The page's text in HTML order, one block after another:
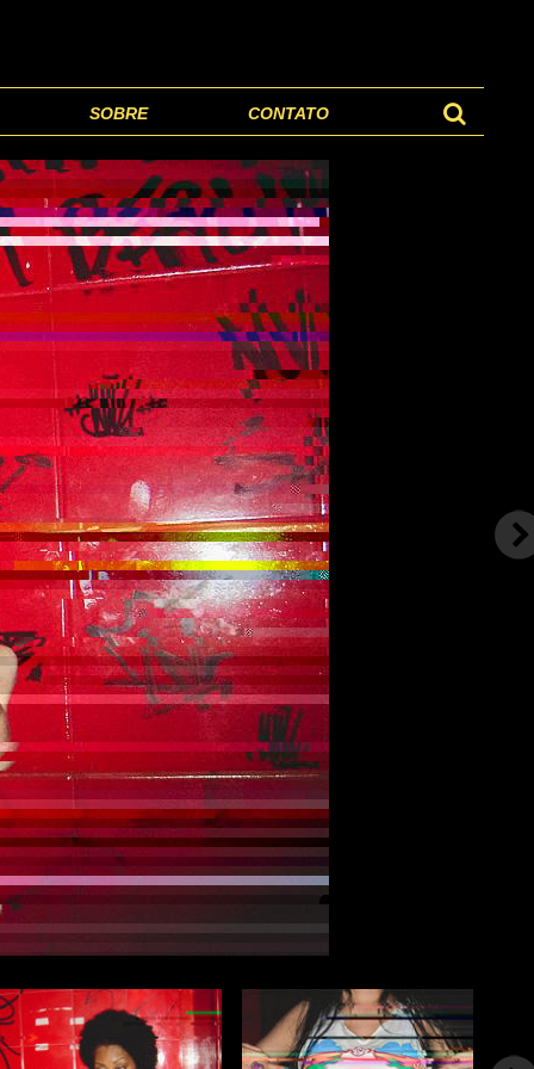
SOBRE CONTATO